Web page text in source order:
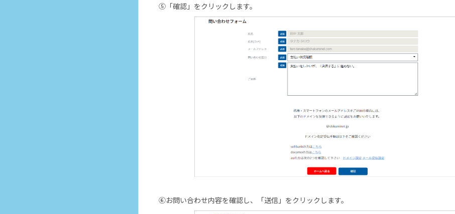
⑤「確認」をクリックします。
⑥お問い合わせ内容を確認し、「送信」をクリックします。